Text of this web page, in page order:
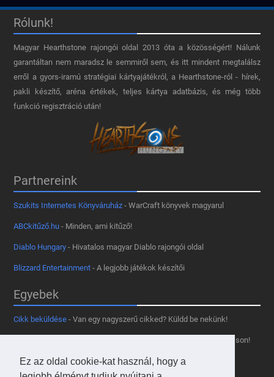
Ez az oldal cookie-kat használ, hogy a
Rólunk!
Magyar Hearthstone​ rajongói oldal 2013 óta a közösségért! Nálunk
garantáltan nem maradsz le semmiről sem, és itt mindent megtalálsz
erről a gyors-iramú stratégiai kártyajátékról, a Hearthstone-ról - hírek,
pakli készítő, aréna értékek, teljes kártya adatbázis, és még több
funkció regisztráció után!
Partnereink
Szukits Internetes Könyváruház - WarCraft könyvek magyarul
ABCkitűző.hu - Minden, ami kitűző!
Diablo Hungary - Hivatalos magyar Diablo rajongói oldal
Blizzard Entertainment - A legjobb játékok készítői
Egyebek
Cikk beküldése - Van egy nagyszerű cikked? Küldd be nekünk!
- Tetszik az oldal? Segíts, hogy fennmaradhasson!
Kapcsolat, médiaajánlat- Lépj velünk kapcsolatba!